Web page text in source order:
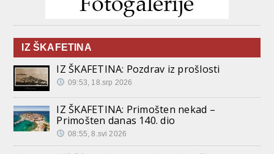
IZ ŠKAFETINA
IZ ŠKAFETINA: Pozdrav iz prošlosti
09:53, 18.srp 2026
IZ ŠKAFETINA: Primošten nekad –
Primošten danas 140. dio
08:55, 8.svi 2026